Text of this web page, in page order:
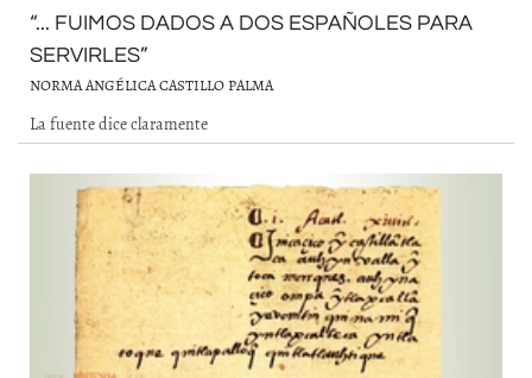
“... FUIMOS DADOS A DOS ESPAÑOLES PARA
SERVIRLES”
NORMA ANGÉLICA CASTILLO PALMA
La fuente dice claramente